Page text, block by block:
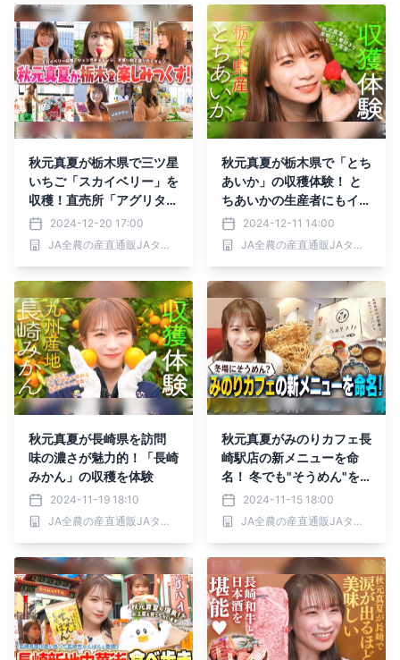
秋元真夏が栃木県で三ツ星
いちご「スカイベリー」を
収穫！直売所「アグリタウ
ン」で地元の農産物のお買
い物も！
2024-12-20 17:00
JA全農の産直通販JAタウン
秋元真夏が栃木県で「とち
あいか」の収穫体験！ と
ちあいかの生産者にもイン
タビュー！
2024-12-11 14:00
JA全農の産直通販JAタウン
秋元真夏が長崎県を訪問
味の濃さが魅力的！「長崎
みかん」の収穫を体験
2024-11-19 18:10
JA全農の産直通販JAタウン
秋元真夏がみのりカフェ長
崎駅店の新メニューを命
名！ 冬でも"そうめん"を
愉しめる新メニューを実
食！
2024-11-15 18:00
JA全農の産直通販JAタウン